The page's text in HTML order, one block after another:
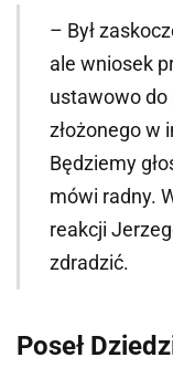
– Był
ale wniosek
ustawowo do
złożonego w
Będziemy
mówi radny.
reakcji
zdradzić.
Poseł